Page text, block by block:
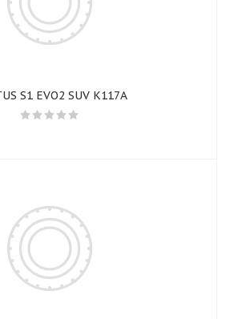
S1 EVO2 SUV K117A